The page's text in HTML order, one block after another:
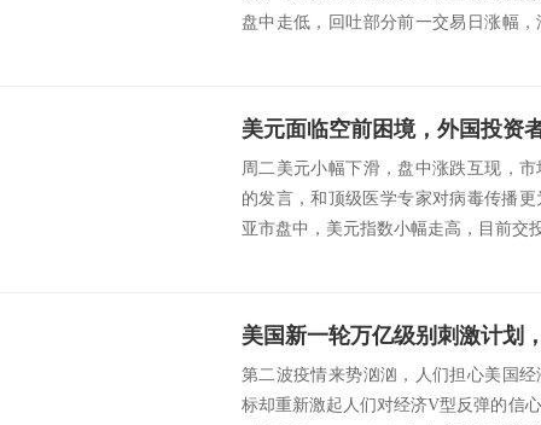
盘中走低，回吐部分前一交易日涨幅
周二美元小幅下滑，盘中涨跌互现，
的发言，和顶级医学专家对病毒传播
亚市盘中，美元指数小幅走高，目前交
美国新一轮万亿级别刺激计划
第二波疫情来势汹汹，人们担心美国
标却重新激起人们对经济V型反弹的信